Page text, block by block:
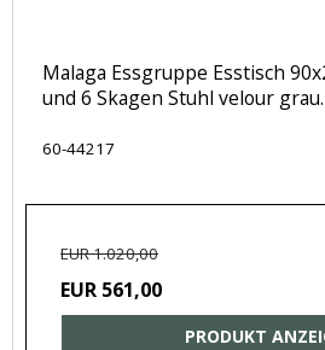
Malaga Essgruppe Esstisch
und 6 Skagen Stuhl velour grau.
60-44217
EUR 1.020,00
EUR 561,00
PRODUKT